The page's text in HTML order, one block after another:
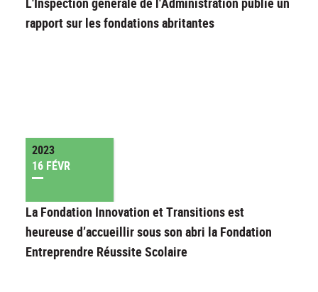
rapport sur les fondations abritantes
2023
16 FÉVR
La Fondation Innovation et Transitions est
heureuse d’accueillir sous son abri la Fondation
Entreprendre Réussite Scolaire